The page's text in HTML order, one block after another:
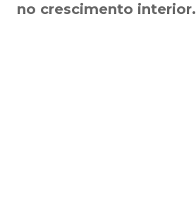
no crescimento interior.